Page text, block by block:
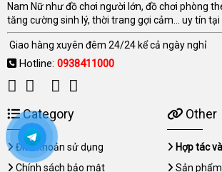
Nam Nữ như đồ chơi người lớn, đồ chơi phòng
tăng cường sinh lý, thời trang gợi cảm... uy tín tại
Giao hàng xuyên đêm 24/24 kể cả ngày nghỉ
Hotline: 0938411000
Category
Điều khoản sử dụng
Chính sách bảo mật
Other
Hợp tác
Sản